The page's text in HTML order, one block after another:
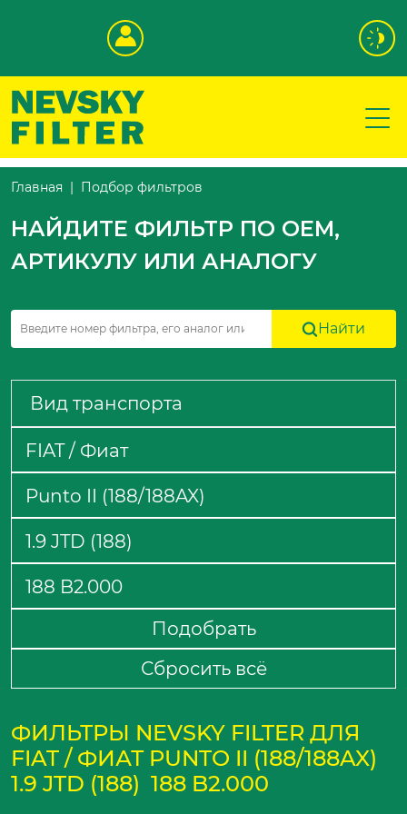
Главная Подбор фильтров
НАЙДИТЕ ФИЛЬТР ПО OEM,
АРТИКУЛУ ИЛИ АНАЛОГУ
Найти
Подобрать
Сбросить всё
ФИЛЬТРЫ NEVSKY FILTER ДЛЯ
FIAT / ФИАТ PUNTO II (188/188AX)
1.9 JTD (188) 188 B2.000